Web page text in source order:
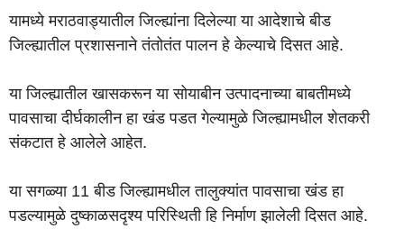
यामध्ये मराठवाड्यातील जिल्ह्यांना दिलेल्या या आदेशाचे बीड
जिल्ह्यातील प्रशासनाने तंतोतंत पालन हे केल्याचे दिसत आहे.
या जिल्ह्यातील खासकरून या सोयाबीन उत्पादनाच्या बाबतीमध्ये
पावसाचा दीर्घकालीन हा खंड पडत गेल्यामुळे जिल्ह्यामधील शेतकरी
संकटात हे आलेले आहेत.
या सगळ्या 11 बीड जिल्ह्यामधील तालुक्यांत पावसाचा खंड हा
पडल्यामुळे दुष्काळसदृश्य परिस्थिती हि निर्माण झालेली दिसत आहे.